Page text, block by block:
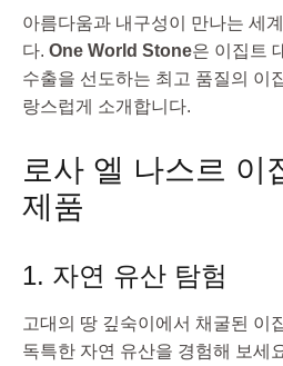
아름다움과 내구성이 만나는 세
다. One World Stone은 이집트
수출을 선도하는 최고 품질의 이
랑스럽게 소개합니다.
로사 엘 나스르 이
제품
1. 자연 유산 탐험
고대의 땅 깊숙이에서 채굴된 이
독특한 자연 유산을 경험해 보세